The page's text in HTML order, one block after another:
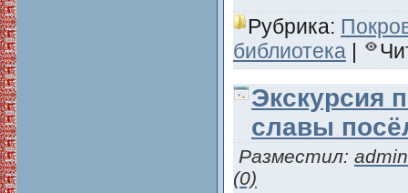
Рубрика:
библиотека |
Экскурсия
славы
Разместил: admin
(0)